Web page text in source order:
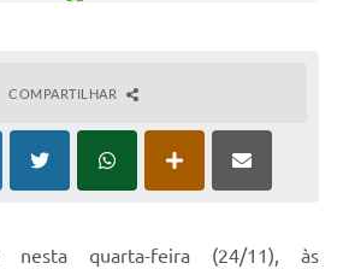
COMPARTILHAR
nesta quarta-feira (24/11), às